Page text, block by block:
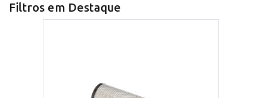
Filtros em Destaque